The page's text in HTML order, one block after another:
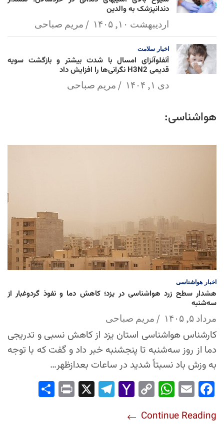
دندانپزشک به والدین
اردیبهشت ۱۰, ۱۴۰۵ مریم صباحی
اخبار سلامت
آنفلوآنزای امسال با شدت بیشتر و بازگشت سویه
قدیمی H3N2 نگرانی‌ها را افزایش داد
دی ۱, ۱۴۰۴ مریم صباحی
هواشناسی:
اخبار هواشناسی
هشدار سطح زرد هواشناسی در یزد؛ کاهش دما و نفوذ گردوغبار از
سه‌شنبه
مرداد ۵, ۱۴۰۵ مریم صباحی
کارشناس هواشناسی استان یزد از کاهش نسبی و تدریجی
دما از روز سه‌شنبه تا پنجشنبه خبر داد و گفت که با توجه
به وزش باد نسبتاً شدید در ساعات بعدازظهر…
Fac
ok
Em
Wh
Ap
Co
Lin
Yah
Tel
Pri
Continue Reading